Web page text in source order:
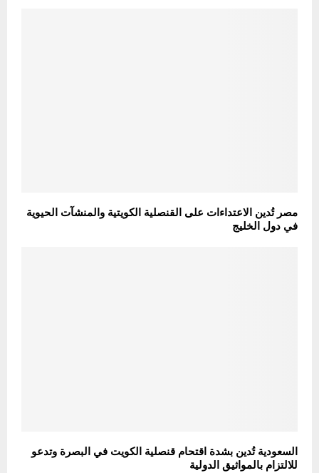
مصر تُدين الاعتداءات على القنصلية الكويتية والمنشآت الحيوية
في دول الخليج
السعودية تُدين بشدة اقتحام قنصلية الكويت في البصرة وتدعو
للالتزام بالمواثيق الدولية